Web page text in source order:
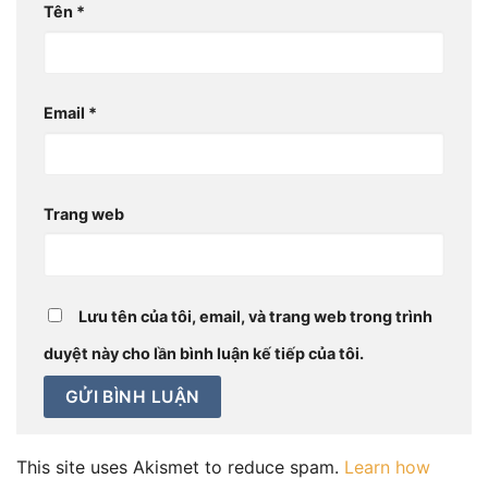
Tên *
Email *
Trang web
Lưu tên của tôi, email, và trang web trong trình
duyệt này cho lần bình luận kế tiếp của tôi.
This site uses Akismet to reduce spam. Learn how